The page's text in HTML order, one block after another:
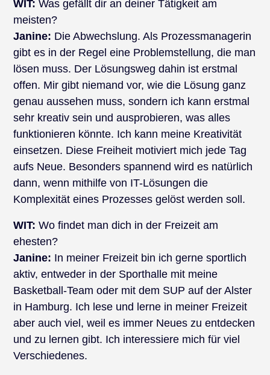
WIT: Was gefällt dir an deiner Tätigkeit am
meisten?
Janine: Die Abwechslung. Als Prozessmanagerin
gibt es in der Regel eine Problemstellung, die man
lösen muss. Der Lösungsweg dahin ist erstmal
offen. Mir gibt niemand vor, wie die Lösung ganz
genau aussehen muss, sondern ich kann erstmal
sehr kreativ sein und ausprobieren, was alles
funktionieren könnte. Ich kann meine Kreativität
einsetzen. Diese Freiheit motiviert mich jede Tag
aufs Neue. Besonders spannend wird es natürlich
dann, wenn mithilfe von IT-Lösungen die
Komplexität eines Prozesses gelöst werden soll.
WIT: Wo findet man dich in der Freizeit am
ehesten?
Janine: In meiner Freizeit bin ich gerne sportlich
aktiv, entweder in der Sporthalle mit meine
Basketball-Team oder mit dem SUP auf der Alster
in Hamburg. Ich lese und lerne in meiner Freizeit
aber auch viel, weil es immer Neues zu entdecken
und zu lernen gibt. Ich interessiere mich für viel
Verschiedenes.